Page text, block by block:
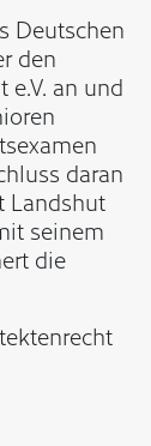
Deutschen
den
e.V. an und
daran
Landshut
seinem
die